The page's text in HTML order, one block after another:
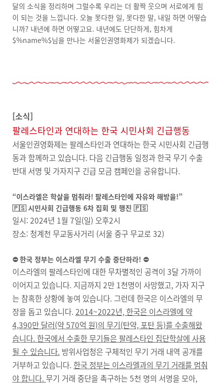
달의 소식을 정리하며 그럴수록 우리는 더 활짝 웃으며 서로에게 힘
이 되는 것을 느낍니다. 오늘 못다한 일, 못다한 말, 내일 하면 어떻습
니까? 내년에 하면 어떻고요. 내년에도 단단하게, 힘차게
$%name%$님을 만나는 서울인권영화제가 되겠습니다.
[소식]
팔레스타인과 연대하는 한국 시민사회 긴급행동
서울인권영화제는 팔레스타인과 연대하는 한국 시민사회 긴급행
동과 함께하고 있습니다. 다음 긴급행동 일정과 한국 무기 수출
반대 서명 및 가자지구 긴급 모금 캠페인을 공유합니다.
“이스라엘은 학살을 멈춰라! 팔레스타인에 자유와 해방을!”
🇵🇸 시민사회 긴급행동 6차 집회 및 행진 🇵🇸
일시: 2024년 1월 7일(일) 오후2시
장소: 청계천 무교동사거리 (서울 중구 무교로 32)
⛔️ 한국 정부는 이스라엘 무기 수출 중단하라! ⛔️
이스라엘의 팔레스타인에 대한 무차별적인 공격이 3달 가까이
이어지고 있습니다. 지금까지 2만 1천명이 사망했고, 가자 지구
는 참혹한 상황에 놓여 있습니다. 그런데 한국은 이스라엘의 무
장을 돕고 있습니다. 2014~2022년, 한국은 이스라엘에 약
4,390만 달러(약 570억 원)의 무기(탄약, 포탄 등)를 수출해왔
습니다. 한국에서 수출한 무기들은 팔레스타인 집단학살에 사용
될 수 있습니다. 방위사업청은 구체적인 무기 거래 내역 공개를
거부하고 있습니다. 한국 정부는 이스라엘과의 무기 거래를 멈춰
야 합니다. 무기 거래 중단을 촉구하는 5천 명의 서명을 모아,